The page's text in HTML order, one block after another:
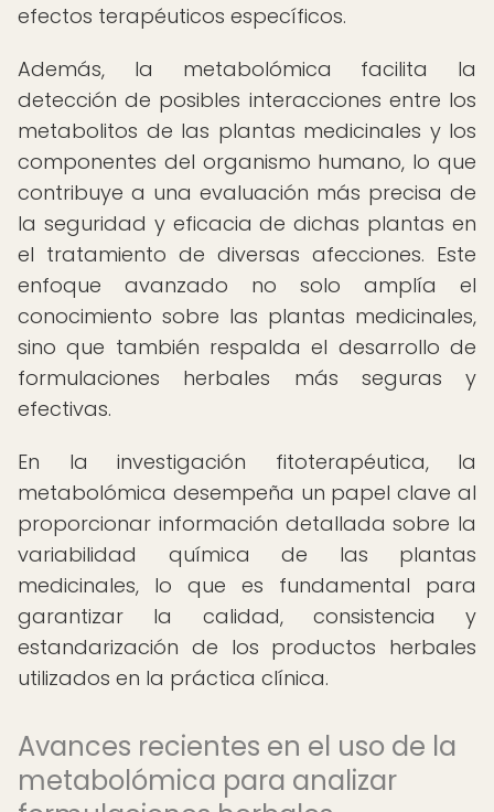
efectos terapéuticos específicos.
Además, la metabolómica facilita la
detección de posibles interacciones entre los
metabolitos de las plantas medicinales y los
componentes del organismo humano, lo que
contribuye a una evaluación más precisa de
la seguridad y eficacia de dichas plantas en
el tratamiento de diversas afecciones. Este
enfoque avanzado no solo amplía el
conocimiento sobre las plantas medicinales,
sino que también respalda el desarrollo de
formulaciones herbales más seguras y
efectivas.
En la investigación fitoterapéutica, la
metabolómica desempeña un papel clave al
proporcionar información detallada sobre la
variabilidad química de las plantas
medicinales, lo que es fundamental para
garantizar la calidad, consistencia y
estandarización de los productos herbales
utilizados en la práctica clínica.
Avances recientes en el uso de la
metabolómica para analizar